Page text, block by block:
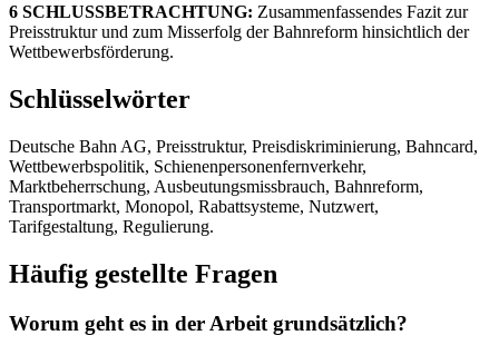
6 SCHLUSSBETRACHTUNG: Zusammenfassendes Fazit zur
Preisstruktur und zum Misserfolg der Bahnreform hinsichtlich der
Wettbewerbsförderung.
Schlüsselwörter
Deutsche Bahn AG, Preisstruktur, Preisdiskriminierung, Bahncard,
Wettbewerbspolitik, Schienenpersonenfernverkehr,
Marktbeherrschung, Ausbeutungsmissbrauch, Bahnreform,
Transportmarkt, Monopol, Rabattsysteme, Nutzwert,
Tarifgestaltung, Regulierung.
Häufig gestellte Fragen
Worum geht es in der Arbeit grundsätzlich?